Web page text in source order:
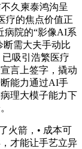
久柬泰鸿沟呈
疗的焦点价值正
病院的“影像AI系
断需大夫手动比
吸引浩繁医疗
言上签字，撬动
能力通过AI手
理大模子能力下
火箭，• 成本可
才能让手艺立异